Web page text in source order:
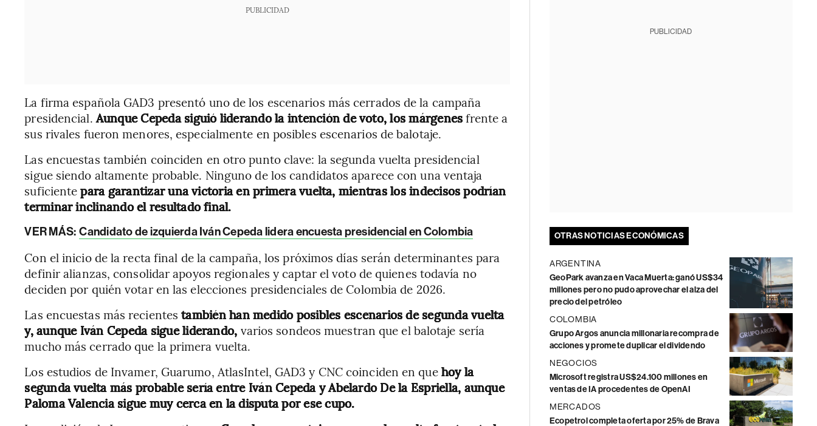
PUBLICIDAD
La firma española GAD3 presentó uno de los escenarios más cerrados de la campaña
presidencial.Aunque Cepeda siguió liderando la intención de voto, los márgenesfrente a
sus rivales fueron menores, especialmente en posibles escenarios de balotaje.
Las encuestas también coinciden en otro punto clave: la segunda vuelta presidencial
sigue siendo altamente probable. Ninguno de los candidatos aparece con una ventaja
suficientepara garantizar una victoria en primera vuelta, mientras los indecisos podrían
terminar inclinando el resultado final.
VER MÁS: Candidato de izquierda Iván Cepeda lidera encuesta presidencial en Colombia
Con el inicio de la recta final de la campaña, los próximos días serán determinantes para
definir alianzas, consolidar apoyos regionales y captar el voto de quienes todavía no
deciden por quién votar en las elecciones presidenciales de Colombia de 2026.
Las encuestas más recientestambién han medido posibles escenarios de segunda vuelta
y, aunque Iván Cepeda sigue liderando, varios sondeos muestran que el balotaje sería
mucho más cerrado que la primera vuelta.
Los estudios de Invamer, Guarumo, AtlasIntel, GAD3 y CNC coinciden en quehoy la
segunda vuelta más probable sería entre Iván Cepeda y Abelardo De la Espriella, aunque
Paloma Valencia sigue muy cerca en la disputa por ese cupo.
PUBLICIDAD
OTRAS NOTICIAS ECONÓMICAS
ARGENTINA
GeoPark avanza en Vaca Muerta: ganó US$34
millones pero no pudo aprovechar el alza del
precio del petróleo
COLOMBIA
Grupo Argos anuncia millonaria recompra de
acciones y promete duplicar el dividendo
NEGOCIOS
Microsoft registra US$24.100 millones en
ventas de IA procedentes de OpenAI
MERCADOS
Ecopetrol completa oferta por 25% de Brava